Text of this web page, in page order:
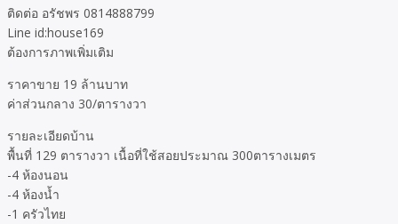
ติดต่อ อรัชพร 0814888799
Line id:house169
ต้องการภาพเพิ่มเติม
ราคาขาย 19 ล้านบาท
ค่าส่วนกลาง 30/ตารางวา
รายละเอียดบ้าน
พื้นที่ 129 ตารางวา เนื้อที่ใช้สอยประมาณ 300ตารางเมตร
-4 ห้องนอน
-4 ห้องน้ำ
-1 ครัวไทย